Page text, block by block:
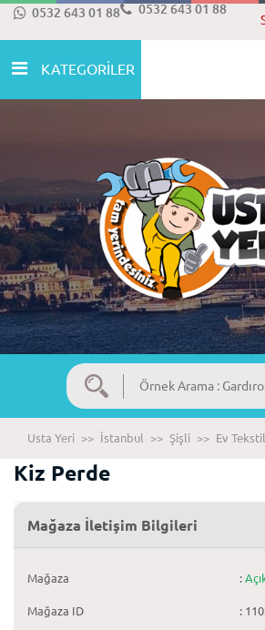
0532 643 01 88 0532 643 01 88
KATEGORİLER
Usta Yeri >> İstanbul >> Şişli >> Ev
Kiz Perde
Mağaza İletişim Bilgileri
Mağaza :
Mağaza ID :